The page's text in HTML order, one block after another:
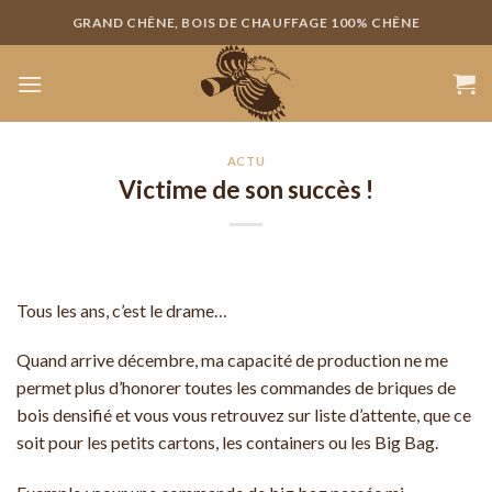
to
GRAND CHÊNE, BOIS DE CHAUFFAGE 100% CHÊNE
ACTU
Victime de son succès !
Tous les ans, c’est le drame…
Quand arrive décembre, ma capacité de production ne me
permet plus d’honorer toutes les commandes de briques de
bois densifié et vous vous retrouvez sur liste d’attente, que ce
soit pour les petits cartons, les containers ou les Big Bag.